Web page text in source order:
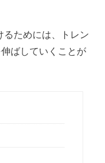
るためには、トレン
ばしていくことが